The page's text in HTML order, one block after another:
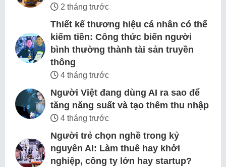
2 tháng trước
Thiết kế thương hiệu cá nhân có thể
kiếm tiền: Công thức biến người
bình thường thành tài sản truyền
thông
4 tháng trước
Người Việt đang dùng AI ra sao để
tăng năng suất và tạo thêm thu nhập
4 tháng trước
Người trẻ chọn nghề trong kỷ
nguyên AI: Làm thuê hay khởi
nghiệp, công ty lớn hay startup?